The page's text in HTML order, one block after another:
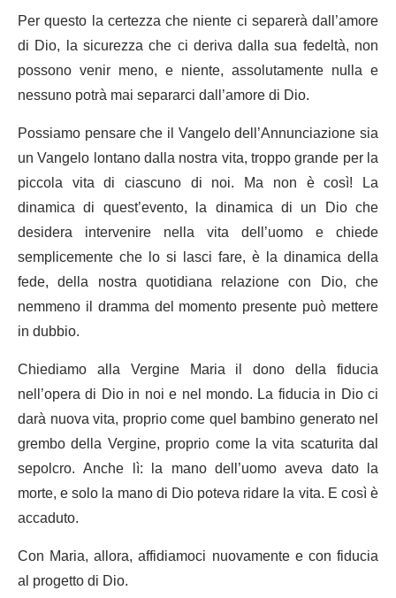
Per questo la certezza che niente ci separerà dall’amore
di Dio, la sicurezza che ci deriva dalla sua fedeltà, non
possono venir meno, e niente, assolutamente nulla e
nessuno potrà mai separarci dall’amore di Dio.
Possiamo pensare che il Vangelo dell’Annunciazione sia
un Vangelo lontano dalla nostra vita, troppo grande per la
piccola vita di ciascuno di noi. Ma non è così! La
dinamica di quest’evento, la dinamica di un Dio che
desidera intervenire nella vita dell’uomo e chiede
semplicemente che lo si lasci fare, è la dinamica della
fede, della nostra quotidiana relazione con Dio, che
nemmeno il dramma del momento presente può mettere
in dubbio.
Chiediamo alla Vergine Maria il dono della fiducia
nell’opera di Dio in noi e nel mondo. La fiducia in Dio ci
darà nuova vita, proprio come quel bambino generato nel
grembo della Vergine, proprio come la vita scaturita dal
sepolcro. Anche lì: la mano dell’uomo aveva dato la
morte, e solo la mano di Dio poteva ridare la vita. E così è
accaduto.
Con Maria, allora, affidiamoci nuovamente e con fiducia
al progetto di Dio.